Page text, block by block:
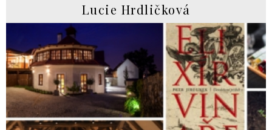
Lucie Hrdličková